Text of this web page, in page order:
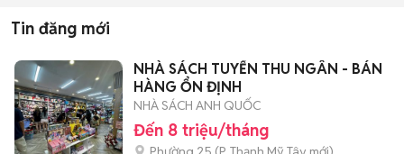
Tin đăng mới
NHÀ SÁCH TUYỂN THU NGÂN - BÁN
HÀNG ỔN ĐỊNH
NHÀ SÁCH ANH QUỐC
Đến 8 triệu/tháng